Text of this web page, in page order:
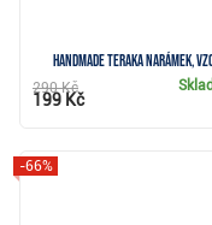
Handmade Teraka narámek,
290 Kč
199 Kč
-66%